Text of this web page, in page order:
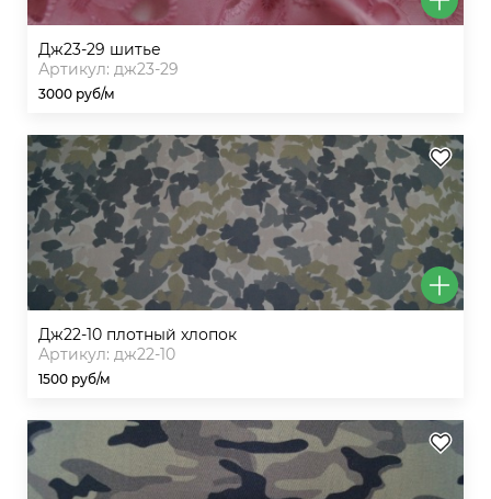
дж23-29 шитье
Артикул: дж23-29
3000 руб/м
дж22-10 плотный хлопок
Артикул: дж22-10
1500 руб/м